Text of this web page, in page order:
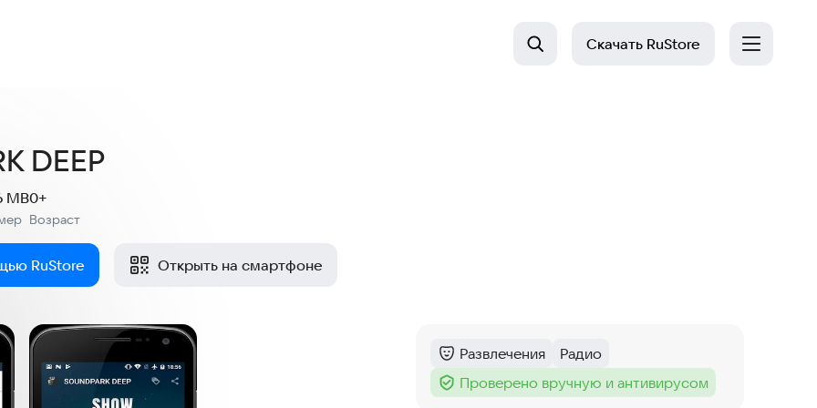
Скачать RuStore
DEEP
MB
Возраст
0+
RuStore Открыть на смартфоне
Категория :
Развлечения
Тег:
Радио
Тег :
Проверено вручную и антивирусом